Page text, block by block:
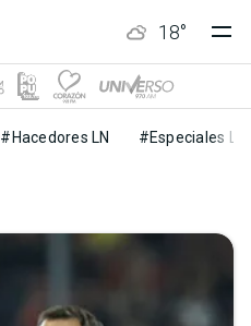
18°
#Hacedores LN #Especiales LN